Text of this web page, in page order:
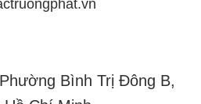
Hồ Chí Minh
HÓA CHẤT ĐẮC TRƯỜNG